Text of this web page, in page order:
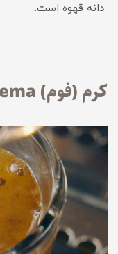
دانه قهوه است.
کرم (فوم) Crema